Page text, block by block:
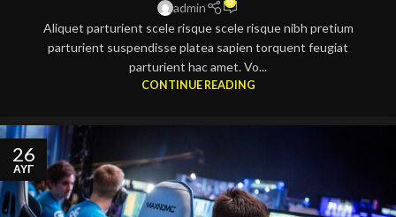
admin 0
Aliquet parturient scele risque scele risque nibh pretium
parturient suspendisse platea sapien torquent feugiat
parturient hac amet. Vo...
CONTINUE READING
26
ΑΥΓ